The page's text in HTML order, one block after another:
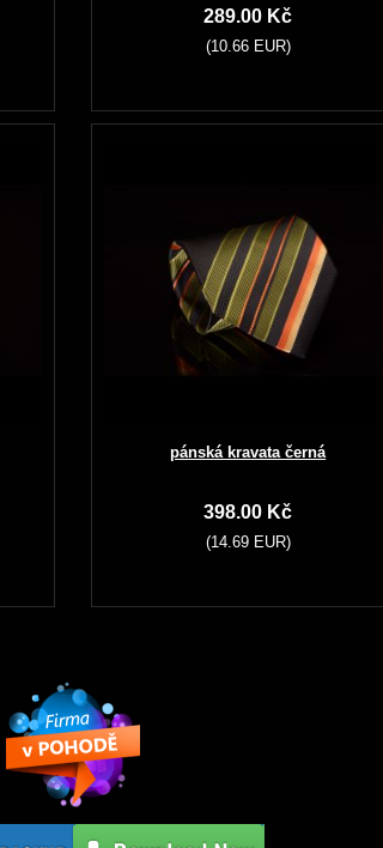
289.00 Kč
(10.66 EUR)
pánská kravata černá
398.00 Kč
(14.69 EUR)